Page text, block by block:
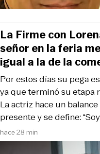
hace 28 min
Por estos días su pega
ya que terminó su etapa
La actriz hace un
presente y se define:
La Firme con
señor en la feria
igual a la de la